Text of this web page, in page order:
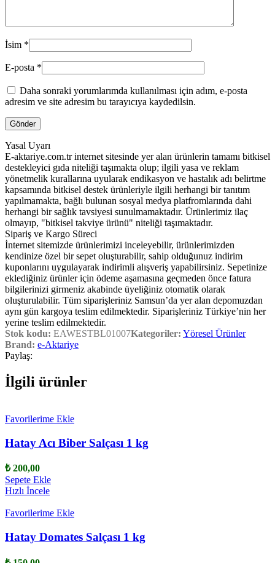
İsim *
E-posta *
Daha sonraki yorumlarımda kullanılması için adım, e-posta
adresim ve site adresim bu tarayıcıya kaydedilsin.
Yasal Uyarı
E-aktariye.com.tr internet sitesinde yer alan ürünlerin tamamı bitkisel
destekleyici gıda niteliği taşımakta olup; ilgili yasa ve reklam
yönetmelik kurallarına uyularak endikasyon ve hastalık adı belirtme
kapsamında bitkisel destek ürünleriyle ilgili herhangi bir tanıtım
yapılmamakta, bağlı bulunan sosyal medya platfromlarında dahi
herhangi bir sağlık tavsiyesi sunulmamaktadır. Ürünlerimiz ilaç
olmayıp, "bitkisel takviye ürünü" niteliği taşımaktadır.
Sipariş ve Kargo Süreci
İnternet sitemizde ürünlerimizi inceleyebilir, ürünlerimizden
kendinize özel bir sepet oluşturabilir, sahip olduğunuz indirim
kuponlarını uygulayarak indirimli alışveriş yapabilirsiniz. Sepetinize
eklediğiniz ürünler için ödeme aşamasına geçmeden önce fatura
bilgilerinizi girmeniz akabinde üyeliğiniz otomatik olarak
oluşturulabilir. Tüm siparişleriniz Samsun’da yer alan depomuzdan
aynı gün kargoya teslim edilmektedir. Siparişleriniz Türkiye’nin her
yerine teslim edilmektedir.
Stok kodu: EAWESTBL01007Kategoriler: Yöresel Ürünler
Brand: e-Aktariye
Paylaş:
İlgili ürünler
Favorilerime Ekle
Hatay Acı Biber Salçası 1 kg
₺200,00
Sepete Ekle
Hızlı İncele
Favorilerime Ekle
Hatay Domates Salçası 1 kg